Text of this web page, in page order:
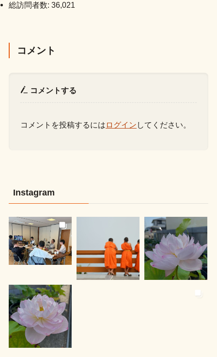
総訪問者数: 36,021
コメント
コメントする
コメントを投稿するには ログイン してください。
Instagram